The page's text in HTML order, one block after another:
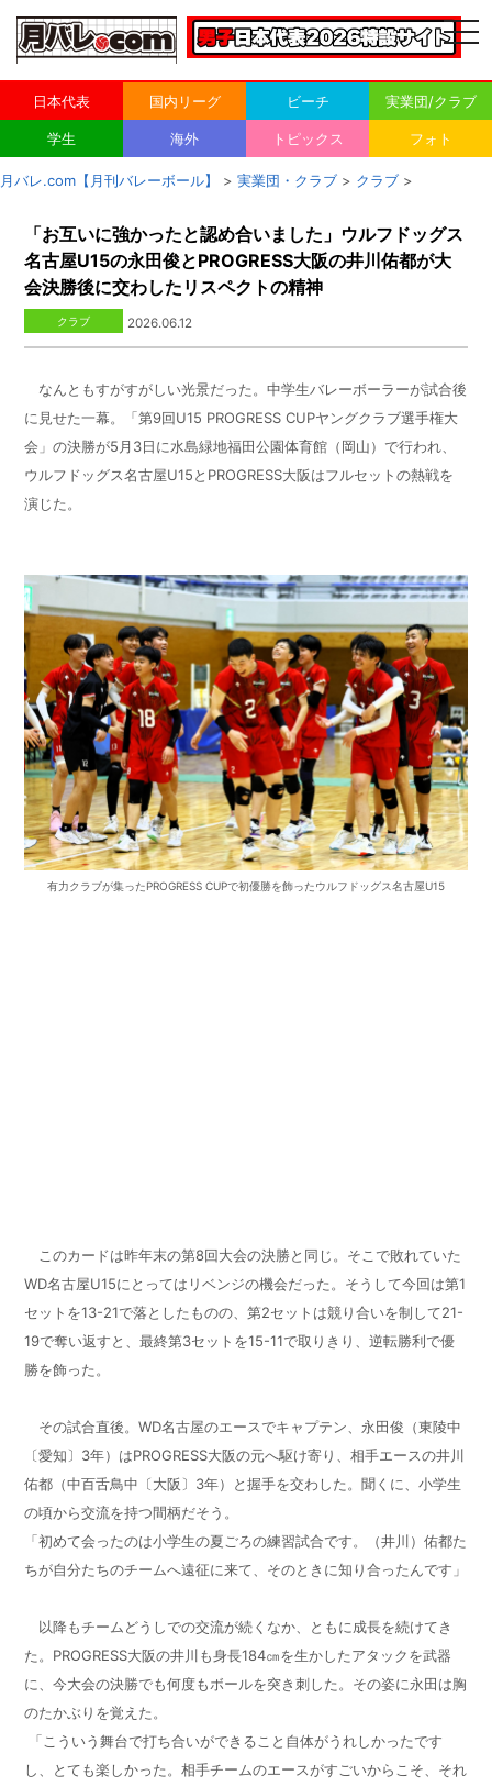
日本代表 国内リーグ ビーチ 実業団/クラブ
学生 海外 トピックス フォト
月バレ.com【月刊バレーボール】 > 実業団・クラブ > クラブ >
「お互いに強かったと認め合いました」ウルフドッグス
名古屋U15の永田俊とPROGRESS大阪の井川佑都が大
会決勝後に交わしたリスペクトの精神
クラブ 2026.06.12
なんともすがすがしい光景だった。中学生バレーボーラーが試合後
に見せた一幕。「第9回U15 PROGRESS CUPヤングクラブ選手権大
会」の決勝が5 月 3日に水島緑地福田公園体育館（岡山）で行われ、
ウルフドッグス名古屋U15と PROGRESS大阪はフルセットの熱戦を
演じた。
有力クラブが集ったPROGRESS CUPで初優勝を飾ったウルフドッグス名古屋U15
このカードは昨年末の第8回大会の決勝と同じ。そこで敗れていた
WD名古屋U15にとってはリベンジの機会だった。そうして今回は第1
セットを13-21で落としたものの、第2セットは競り合いを制して21-
19で奪い返すと、最終第3セットを15-11で取りきり、逆転勝利で優
勝を飾った。
その試合直後。WD名古屋のエースでキャプテン、永田俊（東陵中
〔愛知〕 3年）はPROGRESS大阪の元へ駆け寄り、相手エースの井川
佑都（中百舌鳥中〔大阪〕 3年）と握手を交わした。聞くに、小学生
の頃から交流を持つ間柄だそう。
「初めて会ったのは小学生の夏ごろの練習試合です。（井川）佑都た
ちが自分たちのチームへ遠征に来て、そのときに知り合ったんです」
以降もチームどうしでの交流が続くなか、ともに成長を続けてき
た。 PROGRESS大阪の井川も身長184㎝を生かしたアタックを武器
に、今大会の決勝でも何度もボールを突き刺した。その姿に永田は胸
のたかぶりを覚えた。
「こういう舞台で打ち合いができること自体がうれしかったです
し、とても楽しかった。相手チームのエースがすごいからこそ、それ